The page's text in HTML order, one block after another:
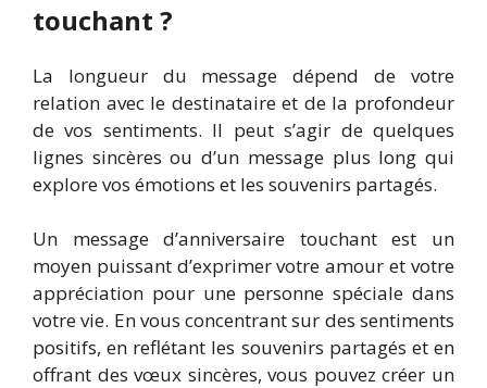
touchant ?
La longueur du message dépend de votre
relation avec le destinataire et de la profondeur
de vos sentiments. Il peut s’agir de quelques
lignes sincères ou d’un message plus long qui
explore vos émotions et les souvenirs partagés.
Un message d’anniversaire touchant est un
moyen puissant d’exprimer votre amour et votre
appréciation pour une personne spéciale dans
votre vie. En vous concentrant sur des sentiments
positifs, en reflétant les souvenirs partagés et en
offrant des vœux sincères, vous pouvez créer un